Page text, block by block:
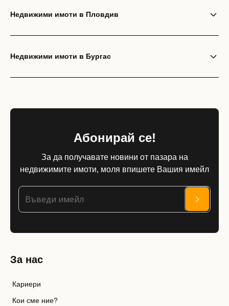
Недвижими имоти в Пловдив
Недвижими имоти в Бургас
Абонирай се!
За да получавате новини от пазара на
недвижимите имоти, моля впишете Вашия имейл
За нас
Кариери
Кои сме ние?